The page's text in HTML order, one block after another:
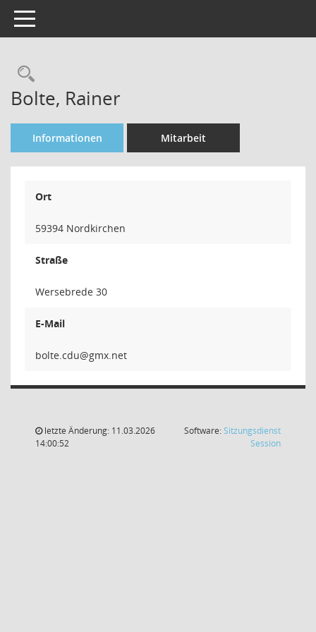
Toggle navigation
Rechercheauswahl
Bolte, Rainer
Informationen Mitarbeit
Ort
59394 Nordkirchen
Straße
Wersebrede 30
E-Mail
udc.
letzte Änderung: 11.03.2026
14:00:52
Software:Sitzungsdienst
Session(Wird in